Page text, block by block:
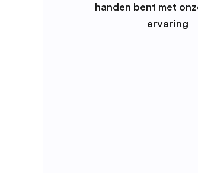
handen bent met
ervaring